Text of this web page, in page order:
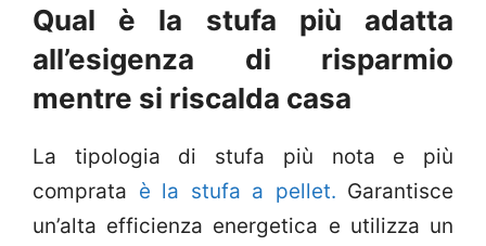
Qual è la stufa più adatta
all’esigenza di risparmio
mentre si riscalda casa
La tipologia di stufa più nota e più
comprata è la stufa a pellet. Garantisce
un’alta efficienza energetica e utilizza un